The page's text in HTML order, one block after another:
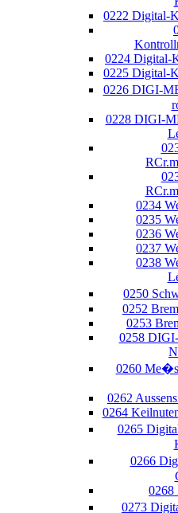
0222 Digital-
0224 Digital-
0225 Digital-
0226 DIGI-
0228 DIGI-
0234
0235
0236
0237
0238
0250
0252
0253
0258
0260
0262
0264
0265
0266
0268
0273